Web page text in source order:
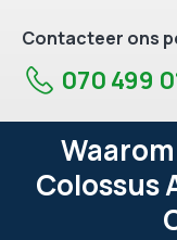
Contacteer ons
070 499
Colossus